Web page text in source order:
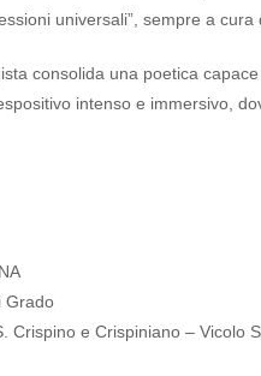
universali”, sempre a cura
consolida una poetica
intenso e immersivo,
Grado
Crispino e Crispiniano – Vicolo